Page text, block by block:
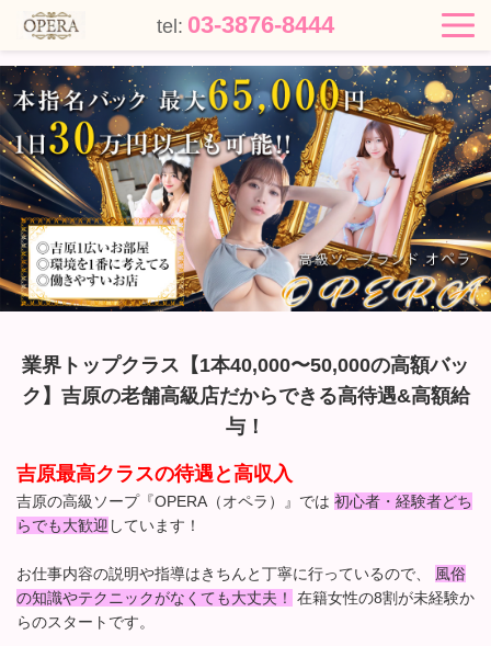
tel: 03-3876-8444
業界トップクラス【1本40,000〜50,000の高額バッ
ク】吉原の老舗高級店だからできる高待遇&高額給
与！
吉原最高クラスの待遇と高収入
吉原の高級ソープ『OPERA（オペラ）』では 初心者・経験者どち
らでも大歓迎 しています！
お仕事内容の説明や指導はきちんと丁寧に行っているので、
風俗
の知識やテクニックがなくても大丈夫！
在籍女性の8割が未経験か
らのスタートです。